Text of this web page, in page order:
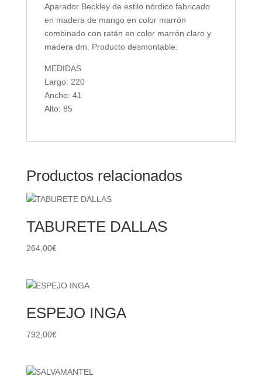
Aparador Beckley de estilo nórdico fabricado
en madera de mango en color marrón
combinado con ratán en color marrón claro y
madera dm. Producto desmontable.
MEDIDAS
Largo: 220
Ancho: 41
Alto: 85
Productos relacionados
TABURETE DALLAS
264,00€
ESPEJO INGA
792,00€